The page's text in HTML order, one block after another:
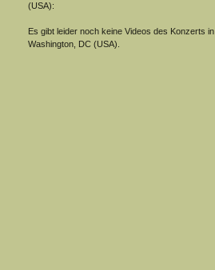
(USA):
Es gibt leider noch keine Videos des Konzerts in
Washington, DC (USA).